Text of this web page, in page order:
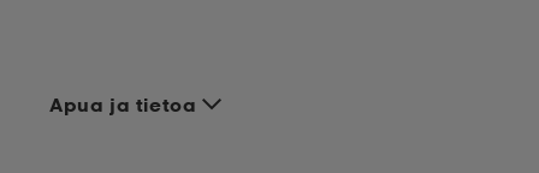
Apua ja tietoa